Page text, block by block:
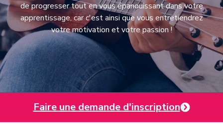
de progresser tout en vous épanouissant dans votre
apprentissage, car c'est ainsi que vous entretiendrez
votre motivation et votre passion !
Faire une demande d'inscription